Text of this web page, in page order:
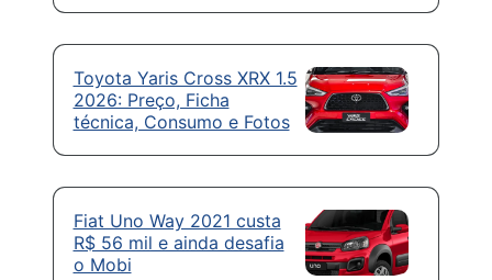
Toyota Yaris Cross XRX 1.5
2026: Preço, Ficha
técnica, Consumo e Fotos
Fiat Uno Way 2021 custa
R$ 56 mil e ainda desafia
o Mobi